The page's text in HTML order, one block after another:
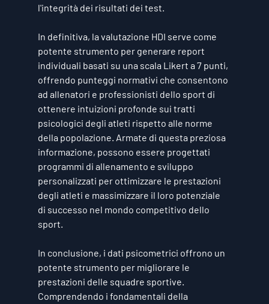
l'integrità dei risultati dei test.
In definitiva, la valutazione HDI serve come
potente strumento per generare report
individuali basati su una scala Likert a 7 punti,
offrendo punteggi normativi che consentono
ad allenatori e professionisti dello sport di
ottenere intuizioni profonde sui tratti
psicologici degli atleti rispetto alle norme
della popolazione. Armate di questa preziosa
informazione, possono essere progettati
programmi di allenamento e sviluppo
personalizzati per ottimizzare le prestazioni
degli atleti e massimizzare il loro potenziale
di successo nel mondo competitivo dello
sport.
In conclusione, i dati psicometrici offrono un
potente strumento per migliorare le
prestazioni delle squadre sportive.
Comprendendo i fondamentali della